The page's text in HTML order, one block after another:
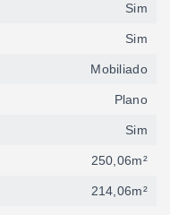
Sim
Sim
Mobiliado
Plano
Sim
250,06m²
214,06m²